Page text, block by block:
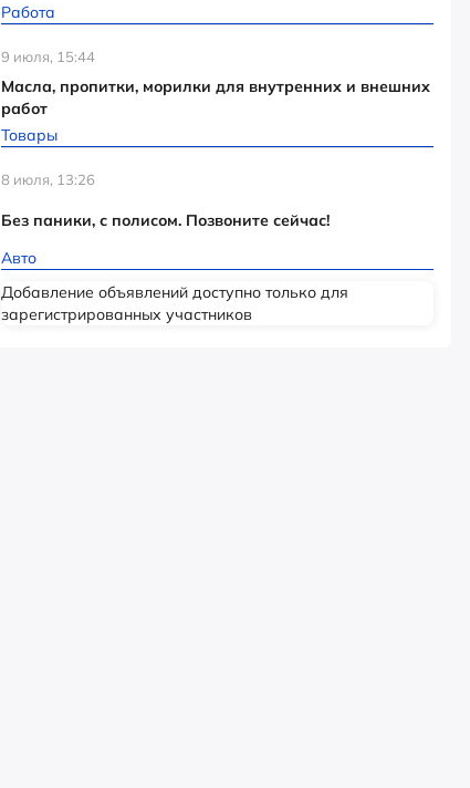
Работа
9 июля, 15:44
Масла, пропитки, морилки для внутренних и внешних
работ
Товары
8 июля, 13:26
Без паники, с полисом. Позвоните сейчас!
Авто
Добавление объявлений доступно только для
зарегистрированных участников